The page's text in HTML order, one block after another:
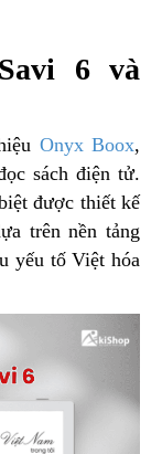
6 và
Onyx Boox,
sách điện tử.
được thiết kế
trên nền tảng
yếu tố Việt hóa